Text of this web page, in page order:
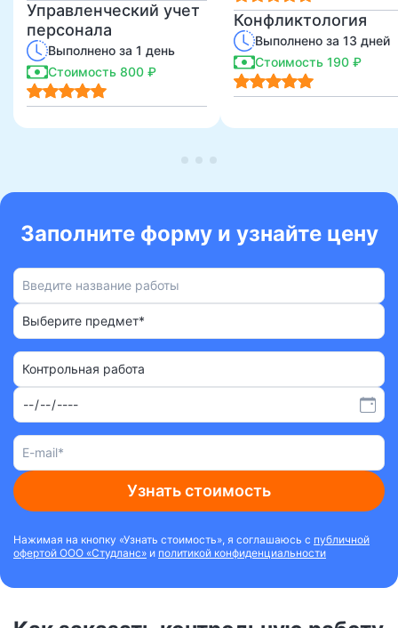
Управленческий учет
персонала
Выполнено за 1 день
Стоимость 800 ₽
Конфликтология
Выполнено за 13 дней
Стоимость 190 ₽
Заполните форму и узнайте цену
Выберите предмет*
Контрольная работа
Узнать стоимость
Нажимая на кнопку «Узнать стоимость», я соглашаюсь с публичной
офертой ООО «Студланс» и политикой конфиденциальности